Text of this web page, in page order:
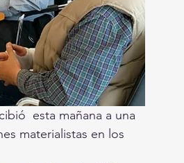
esta mañana a una
materialistas en los